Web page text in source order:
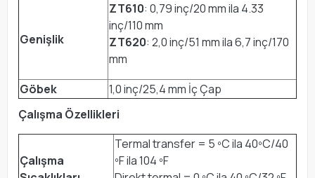
Genişlik
ZT610: 0,79 inç/20 mm ila 4.33
inç/110 mm
ZT620: 2,0 inç/51 mm ila 6,7 inç/170
mm
Göbek
1,0 inç/25,4 mm İç Çap
Çalışma Özellikleri
Çalışma
Termal transfer = 5 ºC ila 40ºC/40
ºF ila 104 ºF